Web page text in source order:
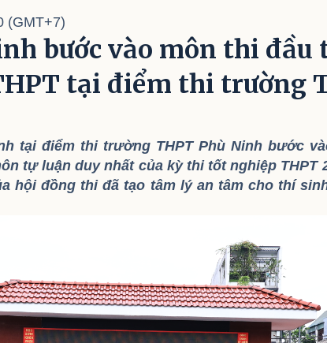
(GMT+7)
bước vào môn thi đầu
tại điểm thi trường
tại điểm thi trường THPT Phù Ninh bước
tự luận duy nhất của kỳ thi tốt nghiệp THPT
hội đồng thi đã tạo tâm lý an tâm cho thí